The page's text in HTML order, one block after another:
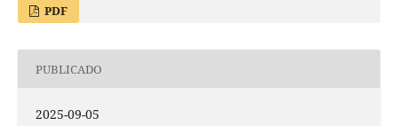
PDF
PUBLICADO
2025-09-05